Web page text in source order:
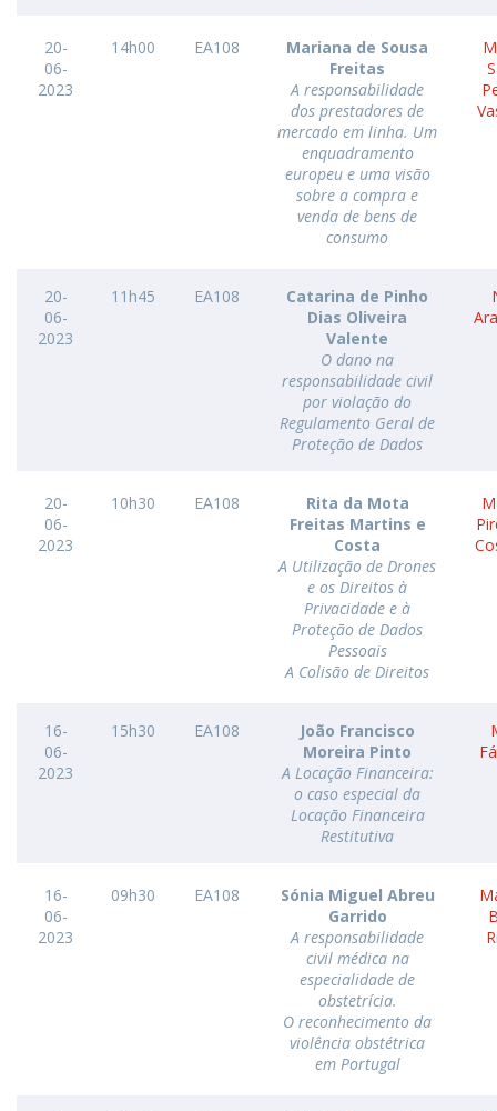
20-
06-
2023
14h00 EA108
Mariana de Sousa
Freitas
A responsabilidade
dos prestadores de
mercado em linha. Um
enquadramento
europeu e uma visão
sobre a compra e
venda de bens de
consumo
20-
06-
2023
11h45 EA108
Catarina de Pinho
Dias Oliveira
Valente
O dano na
responsabilidade civil
por violação do
Regulamento Geral de
Proteção de Dados
20-
06-
2023
10h30 EA108
Rita da Mota
Freitas Martins e
Costa
A Utilização de Drones
e os Direitos à
Privacidade e à
Proteção de Dados
Pessoais
A Colisão de Direitos
16-
06-
2023
15h30 EA108
João Francisco
Moreira Pinto
A Locação Financeira:
o caso especial da
Locação Financeira
Restitutiva
16-
06-
2023
09h30 EA108
Sónia Miguel Abreu
Garrido
A responsabilidade
civil médica na
especialidade de
obstetrícia.
O reconhecimento da
violência obstétrica
em Portugal